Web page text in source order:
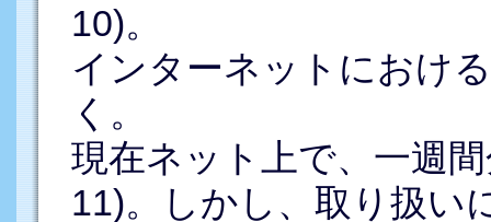
10)。
インターネットにおけ
く。
現在ネット上で、一週
11)。しかし、取り扱い